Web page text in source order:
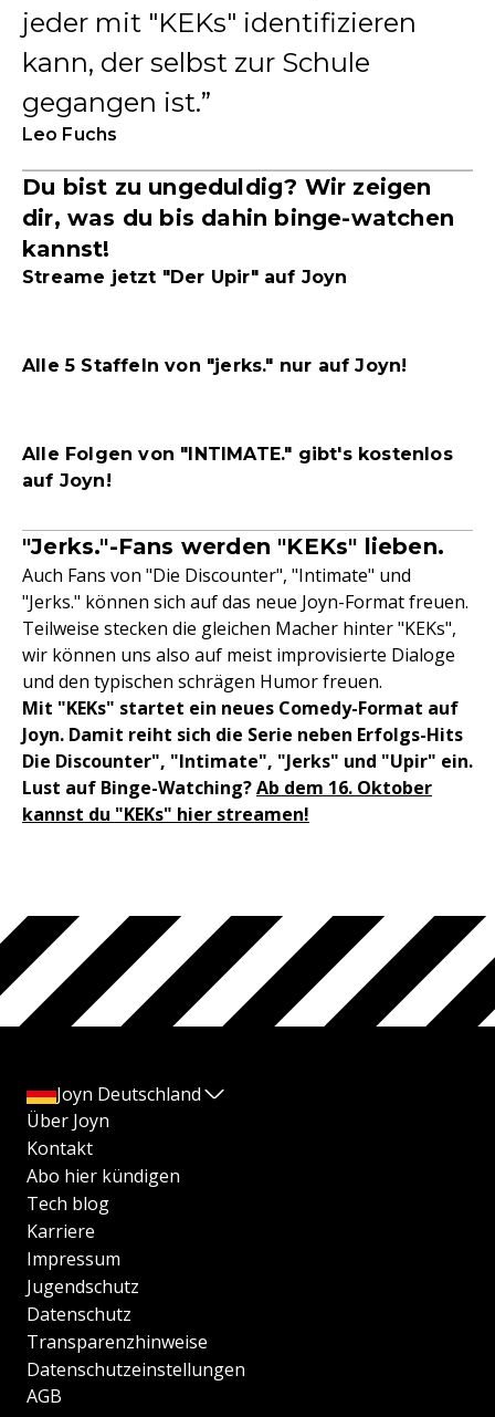
jeder mit "KEKs" identifizieren
kann, der selbst zur Schule
gegangen ist.
Leo Fuchs
Du bist zu ungeduldig? Wir zeigen
dir, was du bis dahin binge-watchen
kannst!
Streame jetzt "Der Upir" auf Joyn
Alle 5 Staffeln von "jerks." nur aufJoyn!
Alle Folgen von "INTIMATE." gibt's kostenlos
auf Joyn!
"Jerks."-Fans werden "KEKs" lieben.
Auch Fans von "Die Discounter", "Intimate" und
"Jerks." können sich auf das neue Joyn-Format freuen.
Teilweise stecken die gleichen Macher hinter "KEKs",
wir können uns also auf meist improvisierte Dialoge
und den typischen schrägen Humor freuen.
Mit "KEKs" startet ein neues Comedy-Format auf
Joyn. Damit reiht sich die Serie neben Erfolgs-Hits
Die Discounter", "Intimate", "Jerks" und "Upir" ein.
Lust auf Binge-Watching?Ab dem 16. Oktober
kannst du "KEKs" hier streamen!
Joyn Deutschland
Über Joyn
Kontakt
Abo hier kündigen
Tech blog
Karriere
Impressum
Jugendschutz
Datenschutz
Transparenzhinweise
Datenschutzeinstellungen
AGB